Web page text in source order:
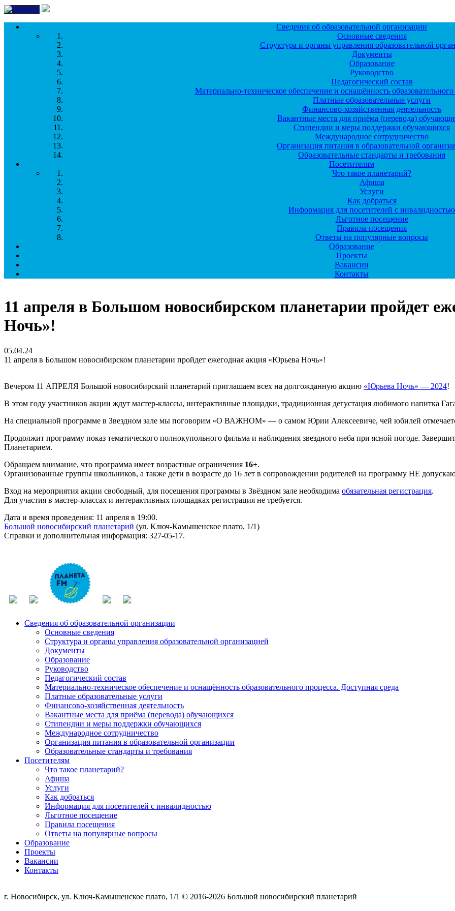
Перейти к основному содержанию
Сведения об образовательной организации
Основные сведения
Структура и органы управления образовательной
Документы
Образование
Руководство
Педагогический состав
Материально-техническое обеспечение и оснащённость
Платные образовательные услуги
Финансово-хозяйственная деятельность
Вакантные места для приёма (перевода)
Стипендии и меры поддержки обучающихся
Международное сотрудничество
Организация питания в образовательной
Образовательные стандарты и требования
Посетителям
Что такое планетарий?
Афиша
Услуги
Как добраться
Информация для посетителей с инвалидностью
Льготное посещение
Правила посещения
Ответы на популярные вопросы
Образование
Проекты
Вакансии
Контакты
11 апреля в Большом новосибирском планетарии пройдет
Ночь»!
05.04.24
11 апреля в Большом новосибирском планетарии пройдет ежегодная акция «Юрьева Ночь»!
Вечером 11 АПРЕЛЯ Большой новосибирский планетарий приглашаем всех на долгожданную акцию «Юрьева Ночь» — 2024!
В этом году участников акции ждут мастер-классы, интерактивные площадки, традиционная дегустация любимого напитка
На специальной программе в Звездном зале мы поговорим «О ВАЖНОМ» — о самом Юрии Алексеевиче, чей юбилей
Продолжит программу показ тематического полнокупольного фильма и наблюдения звездного неба при ясной погоде.
Планетарием.
Обращаем внимание, что программа имеет возрастные ограничения 16+.
Организованные группы школьников, а также дети в возрасте до 16 лет в сопровождении родителей на программу НЕ
Вход на мероприятия акции свободный, для посещения программы в Звёздном зале необходима обязательная регистрация.
Для участия в мастер-классах и интерактивных площадках регистрация не требуется.
Дата и время проведения: 11 апреля в 19:00.
Большой новосибирский планетарий (ул. Ключ-Камышенское плато, 1/1)
Справки и дополнительная информация: 327-05-17.
Сведения об образовательной организации
Основные сведения
Структура и органы управления образовательной организацией
Документы
Образование
Руководство
Педагогический состав
Материально-техническое обеспечение и оснащённость образовательного процесса. Доступная среда
Платные образовательные услуги
Финансово-хозяйственная деятельность
Вакантные места для приёма (перевода) обучающихся
Стипендии и меры поддержки обучающихся
Международное сотрудничество
Организация питания в образовательной организации
Образовательные стандарты и требования
Посетителям
Что такое планетарий?
Афиша
Услуги
Как добраться
Информация для посетителей с инвалидностью
Льготное посещение
Правила посещения
Ответы на популярные вопросы
Образование
Проекты
Вакансии
Контакты
г. Новосибирск, ул. Ключ-Камышенское плато, 1/1 © 2016-2026 Большой новосибирский планетарий